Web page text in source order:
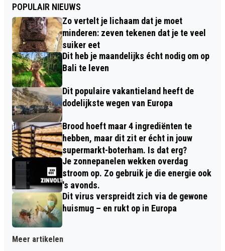
POPULAIR NIEUWS
Zo vertelt je lichaam dat je moet
minderen: zeven tekenen dat je te veel
suiker eet
Dit heb je maandelijks écht nodig om op
Bali te leven
Dit populaire vakantieland heeft de
dodelijkste wegen van Europa
Brood hoeft maar 4 ingrediënten te
hebben, maar dit zit er écht in jouw
supermarkt-boterham. Is dat erg?
Je zonnepanelen wekken overdag
stroom op. Zo gebruik je die energie ook
's avonds.
Dit virus verspreidt zich via de gewone
huismug – en rukt op in Europa
Meer artikelen